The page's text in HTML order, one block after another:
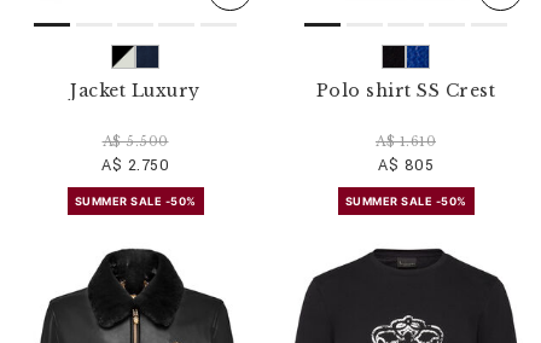
Jacket Luxury
A$ 5.500
A$ 2.750
SUMMER SALE -50%
Polo shirt SS Crest
A$ 1.610
A$ 805
SUMMER SALE -50%